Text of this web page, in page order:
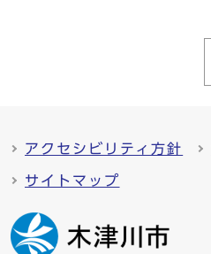
アクセシビリティ方針
サイトマップ